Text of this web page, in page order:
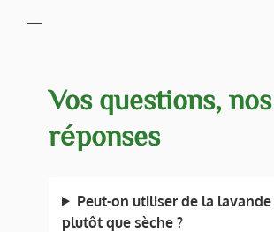
—
Vos questions, nos
réponses
Peut-on utiliser de la
plutôt que sèche ?